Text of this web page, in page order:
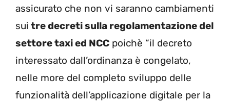
assicurato che non vi saranno cambiamenti
sui tre decreti sulla regolamentazione del
settore taxi ed NCC poichè “il decreto
interessato dall’ordinanza è congelato,
nelle more del completo sviluppo delle
funzionalità dell’applicazione digitale per la